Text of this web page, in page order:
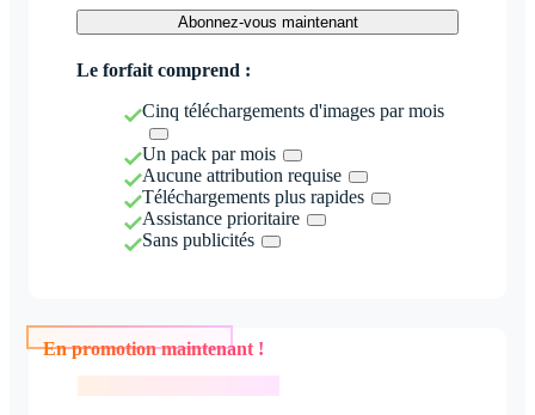
Abonnez-vous maintenant
Le forfait comprend :
Cinq téléchargements d'images par mois
Un pack par mois
Aucune attribution requise
Téléchargements plus rapides
Assistance prioritaire
Sans publicités
En promotion maintenant !